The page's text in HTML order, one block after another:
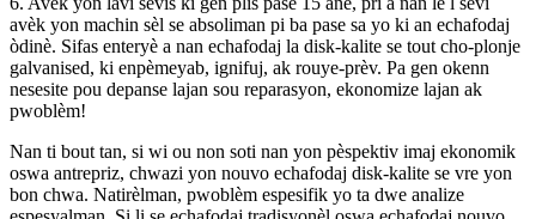
avèk yon machin sèl se absoliman pi ba pase sa yo ki an echafodaj
òdinè. Sifas enteryè a nan echafodaj la disk-kalite se tout cho-plonje
galvanised, ki enpèmeyab, ignifuj, ak rouye-prèv. Pa gen okenn
nesesite pou depanse lajan sou reparasyon, ekonomize lajan ak
pwoblèm!
Nan ti bout tan, si wi ou non soti nan yon pèspektiv imaj ekonomik
oswa antrepriz, chwazi yon nouvo echafodaj disk-kalite se vre yon
bon chwa. Natirèlman, pwoblèm espesifik yo ta dwe analize